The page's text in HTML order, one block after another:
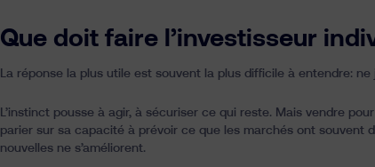
Que doit faire l’investisseur
La réponse la plus utile est souvent la plus difficile à entendre:
L’instinct pousse à agir, à sécuriser ce qui reste. Mais vendre
parier sur sa capacité à prévoir ce que les marchés ont souvent
nouvelles ne s’améliorent.